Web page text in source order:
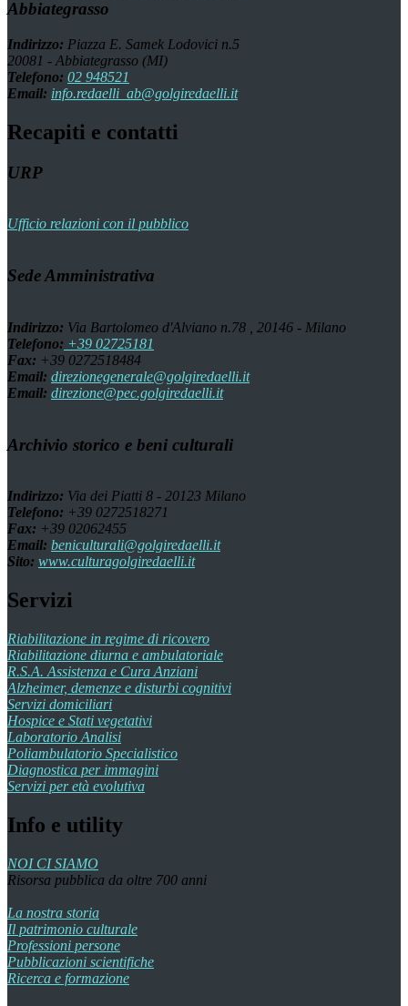
Abbiategrasso
Indirizzo: Piazza E. Samek Lodovici n.5
20081 - Abbiategrasso (MI)
Telefono: 02 948521
Email: info.redaelli_ab@golgiredaelli.it
Recapiti e contatti
URP
Ufficio relazioni con il pubblico
Sede Amministrativa
Indirizzo: Via Bartolomeo d'Alviano n.78 , 20146 - Milano
Telefono: +39 02725181
Fax: +39 0272518484
Email: direzionegenerale@golgiredaelli.it
Email: direzione@pec.golgiredaelli.it
Archivio storico e beni culturali
Indirizzo: Via dei Piatti 8 - 20123 Milano
Telefono: +39 0272518271
Fax: +39 02062455
Email: beniculturali@golgiredaelli.it
Sito: www.culturagolgiredaelli.it
Servizi
Riabilitazione in regime di ricovero
Riabilitazione diurna e ambulatoriale
R.S.A. Assistenza e Cura Anziani
Alzheimer, demenze e disturbi cognitivi
Servizi domiciliari
Hospice e Stati vegetativi
Laboratorio Analisi
Poliambulatorio Specialistico
Diagnostica per immagini
Servizi per età evolutiva
Info e utility
NOI CI SIAMO
Risorsa pubblica da oltre 700 anni
La nostra storia
Il patrimonio culturale
Professioni persone
Pubblicazioni scientifiche
Ricerca e formazione